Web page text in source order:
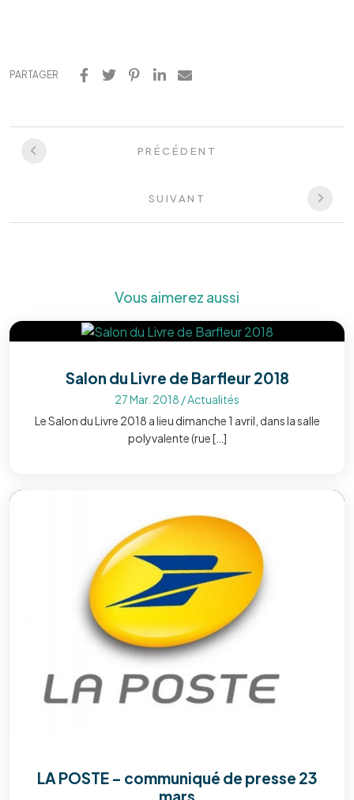
PARTAGER
PRÉCÉDENT
SUIVANT
Vous aimerez aussi
Salon du Livre de Barfleur 2018
27 Mar. 2018 /Actualités
Le Salon du Livre 2018 a lieu dimanche 1 avril, dans la salle
polyvalente (rue […]
LA POSTE – communiqué de presse 23
mars